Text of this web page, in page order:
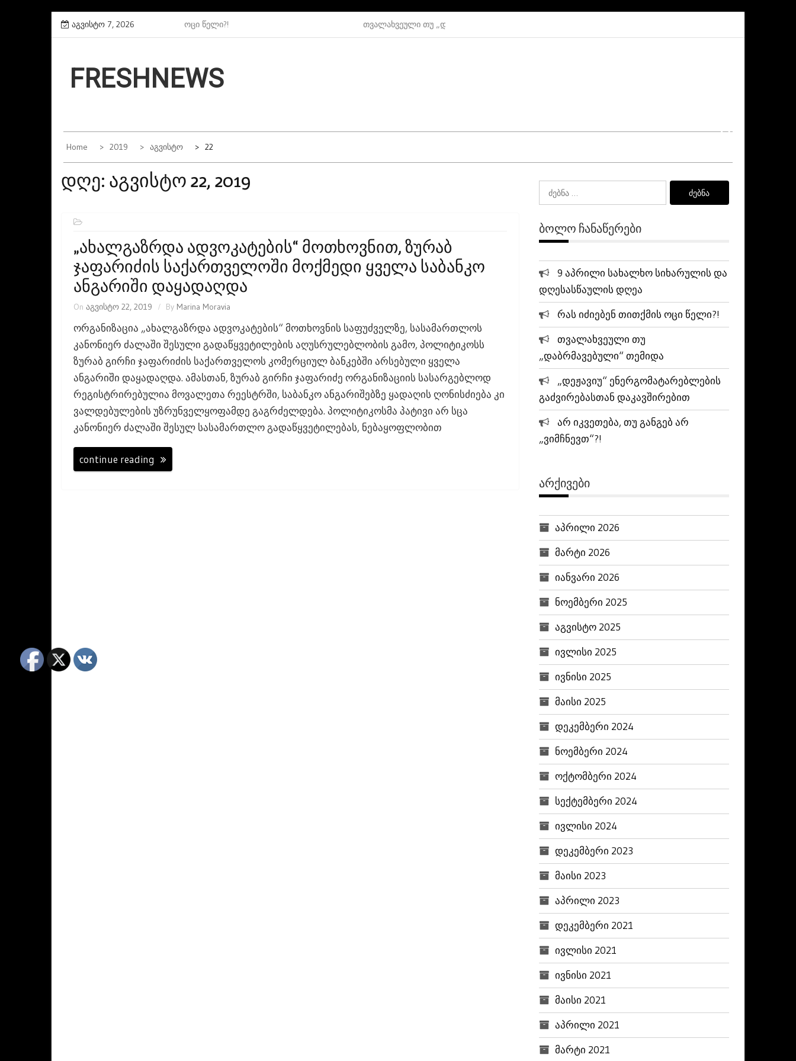
Skip
აგვისტო 7, 2026
რას იძიებენ თითქმის ოცი წელი?! თვალახვეული თუ „დაბრმავებული“ თემიდა
FRESHNEWS
Home 2019 Აგვისტო 22
დღე: აგვისტო 22, 2019
„ახალგაზრდა Ადვოკატების“ Მოთხოვნით, Ზურაბ
Ჯაფარიძის Საქართველოში Მოქმედი Ყველა Საბანკო
Ანგარიში Დაყადაღდა
On აგვისტო 22, 2019 By Marina Moravia
ორგანიზაცია „ახალგაზრდა ადვოკატების“ მოთხოვნის საფუძველზე, სასამართლოს
კანონიერ ძალაში შესული გადაწყვეტილების აღუსრულებლობის გამო, პოლიტიკოსს
ზურაბ გირჩი ჯაფარიძის საქართველოს კომერციულ ბანკებში არსებული ყველა
ანგარიში დაყადაღდა. ამასთან, ზურაბ გირჩი ჯაფარიძე ორგანიზაციის სასარგებლოდ
რეგისტრირებულია მოვალეთა რეესტრში, საბანკო ანგარიშებზე ყადაღის ღონისძიება კი
ვალდებულების უზრუნველყოფამდე გაგრძელდება. პოლიტიკოსმა პატივი არ სცა
კანონიერ ძალაში შესულ სასამართლო გადაწყვეტილებას, ნებაყოფლობით
continue reading
ძებნა:
ᲑᲝᲚᲝ ᲩᲐᲜᲐᲬᲔᲠᲔᲑᲘ
9 აპრილი სახალხო სიხარულის და
დღესასწაულის დღეა
რას იძიებენ თითქმის ოცი წელი?!
თვალახვეული თუ
„დაბრმავებული“ თემიდა
„დეჟავიუ“ ენერგომატარებლების
გაძვირებასთან დაკავშირებით
არ იკვეთება, თუ განგებ არ
„ვიმჩნევთ“?!
ᲐᲠᲥᲘᲕᲔᲑᲘ
აპრილი 2026
მარტი 2026
იანვარი 2026
ნოემბერი 2025
აგვისტო 2025
ივლისი 2025
ივნისი 2025
მაისი 2025
დეკემბერი 2024
ნოემბერი 2024
ოქტომბერი 2024
სექტემბერი 2024
ივლისი 2024
დეკემბერი 2023
მაისი 2023
აპრილი 2023
დეკემბერი 2021
ივლისი 2021
ივნისი 2021
მაისი 2021
აპრილი 2021
მარტი 2021